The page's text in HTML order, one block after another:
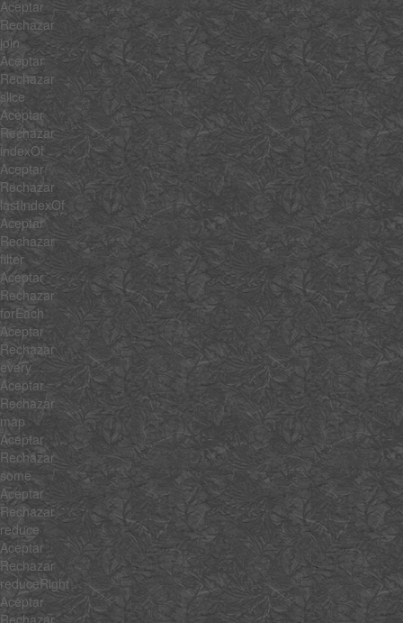
Aceptar
Rechazar
join
Aceptar
Rechazar
slice
Aceptar
Rechazar
indexOf
Aceptar
Rechazar
lastIndexOf
Aceptar
Rechazar
filter
Aceptar
Rechazar
forEach
Aceptar
Rechazar
every
Aceptar
Rechazar
map
Aceptar
Rechazar
some
Aceptar
Rechazar
reduce
Aceptar
Rechazar
reduceRight
Aceptar